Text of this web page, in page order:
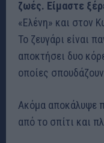
ζωές. Είμαστε
«Ελένη» και στον
Το ζευγάρι είναι
αποκτήσει δυο
οποίες
Ακόμα αποκάλυψε
από το σπίτι και